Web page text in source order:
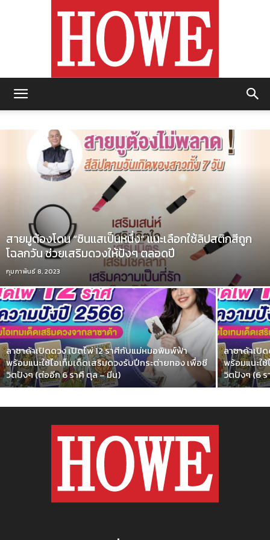
สายมูต้องโดน “ซินแสเป็นหนึ่ง” แนะเลือกใช้ลิปสติกสีถูก
โฉลกวัน ช่วยเสริมดวงให้ปังๆ ตลอดปี
กุมภาพันธ์ 8, 2023
ลาซาด้าเปิดดวง เปิดไพ่ 12 ราศีกับแม่หมอพิมพ์ฟ้า
พร้อมแนะใช้ไอเท็มเด็ดเสริมดวงรับปีกระต่ายทอง เพื่อชี
วิตปังๆ (ต่ออีก 6 ราศี ตุล – มีน)
ลาซาด้าเปิ
พร้อมแนะใ
วิตปังๆ (6